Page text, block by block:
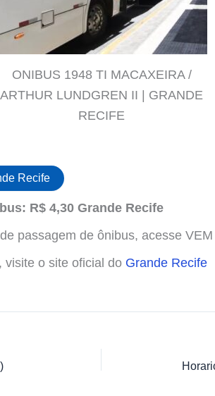
ONIBUS 1948 TI MACAXEIRA /
ARTHUR LUNDGREN II | GRANDE
RECIFE
Recife
R$ 4,30 Grande Recife
passagem de ônibus, acesse
visite o site oficial do Grande Recife